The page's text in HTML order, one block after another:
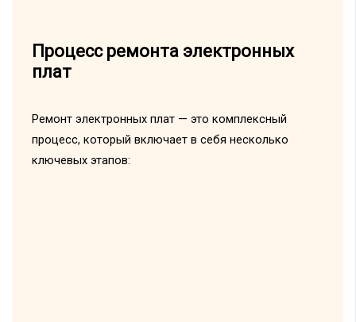
Процесс ремонта электронных
плат
Ремонт электронных плат — это комплексный
процесс, который включает в себя несколько
ключевых этапов: